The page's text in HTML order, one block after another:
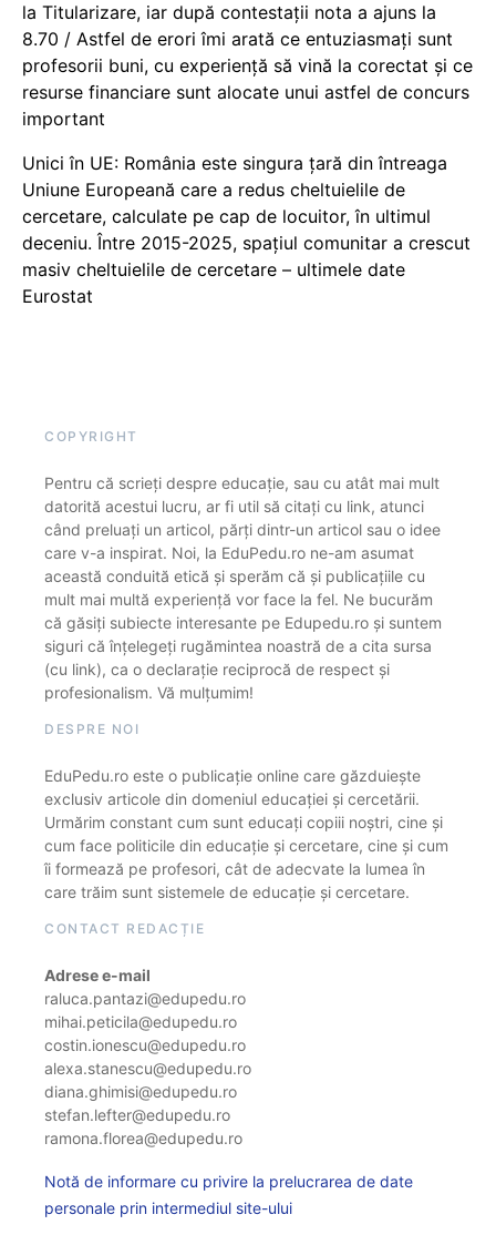
la Titularizare, iar după contestații nota a ajuns la
8.70 / Astfel de erori îmi arată ce entuziasmați sunt
profesorii buni, cu experiență să vină la corectat și ce
resurse financiare sunt alocate unui astfel de concurs
important
Unici în UE: România este singura țară din întreaga
Uniune Europeană care a redus cheltuielile de
cercetare, calculate pe cap de locuitor, în ultimul
deceniu. Între 2015-2025, spațiul comunitar a crescut
masiv cheltuielile de cercetare – ultimele date
Eurostat
COPYRIGHT
Pentru că scrieți despre educație, sau cu atât mai mult
datorită acestui lucru, ar fi util să citați cu link, atunci
când preluați un articol, părți dintr-un articol sau o idee
care v-a inspirat. Noi, la EduPedu.ro ne-am asumat
această conduită etică și sperăm că și publicațiile cu
mult mai multă experiență vor face la fel. Ne bucurăm
că găsiți subiecte interesante pe Edupedu.ro și suntem
siguri că înțelegeți rugămintea noastră de a cita sursa
(cu link), ca o declarație reciprocă de respect și
profesionalism. Vă mulțumim!
DESPRE NOI
EduPedu.ro este o publicație online care găzduiește
exclusiv articole din domeniul educației și cercetării.
Urmărim constant cum sunt educați copiii noștri, cine și
cum face politicile din educație și cercetare, cine și cum
îi formează pe profesori, cât de adecvate la lumea în
care trăim sunt sistemele de educație și cercetare.
CONTACT REDACȚIE
Adrese e-mail
raluca.pantazi@edupedu.ro
mihai.peticila@edupedu.ro
costin.ionescu@edupedu.ro
alexa.stanescu@edupedu.ro
diana.ghimisi@edupedu.ro
stefan.lefter@edupedu.ro
ramona.florea@edupedu.ro
Notă de informare cu privire la prelucrarea de date
personale prin intermediul site-ului